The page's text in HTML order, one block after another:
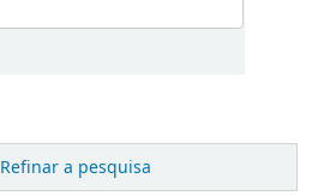
Refinar a pesquisa